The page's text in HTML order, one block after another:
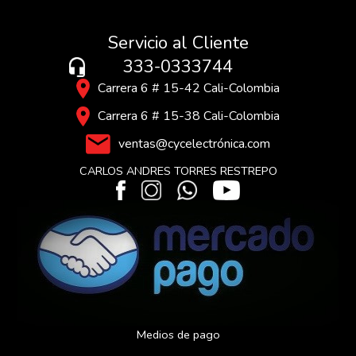
Servicio al Cliente
333-0333744
Carrera 6 # 15-42 Cali-Colombia
Carrera 6 # 15-38 Cali-Colombia
ventas@cycelectrónica.com
CARLOS ANDRES TORRES RESTREPO
Medios de pago